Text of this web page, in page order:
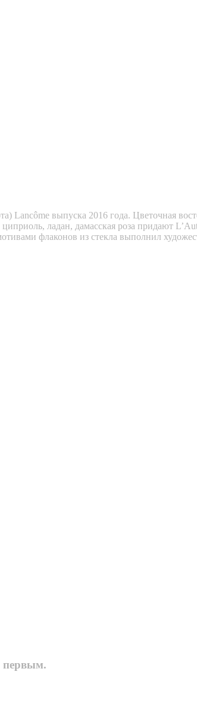
Lancôme выпуска 2016 года. Цветочная
ладан, дамасская роза придают
флаконов из стекла выполнил
первым.